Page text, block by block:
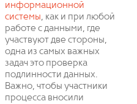
информационной
системы, как и при любой
работе с данными, где
участвуют две стороны,
одна из самых важных
задач это проверка
подлинности данных.
Важно, чтобы участники
процесса вносили